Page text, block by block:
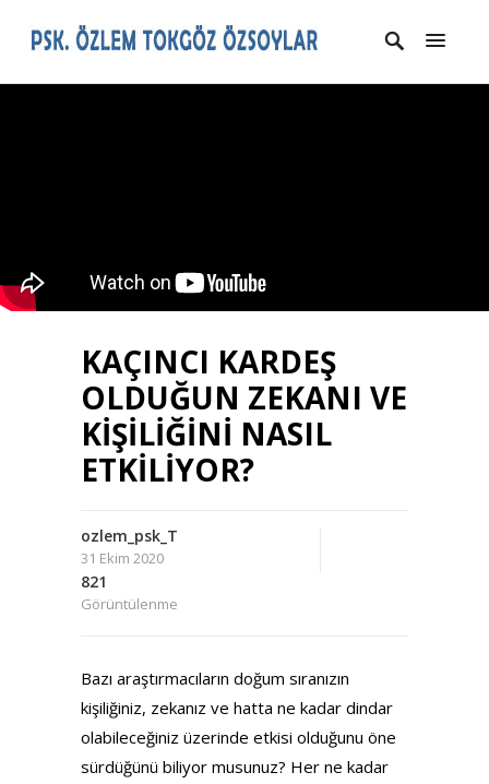
KAÇINCI KARDEŞ
OLDUĞUN ZEKANI VE
KİŞİLİĞİNİ NASIL
ETKİLİYOR?
ozlem_psk_T
31 Ekim 2020
821
Görüntülenme
Bazı araştırmacıların doğum sıranızın
kişiliğiniz, zekanız ve hatta ne kadar dindar
olabileceğiniz üzerinde etkisi olduğunu öne
sürdüğünü biliyor musunuz? Her ne kadar